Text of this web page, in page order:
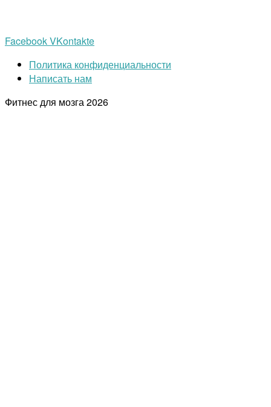
FacebookVKontakte
Политика конфиденциальности
Написать нам
Фитнес для мозга2026